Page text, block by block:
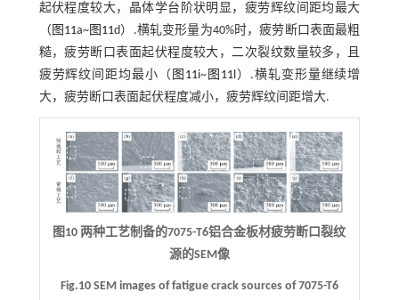
起伏程度较大，晶体学台阶状明显，疲劳辉纹间距均最大
（ 图11a~图11d）.横轧变形量为40%时，疲劳断口表面最粗
糙，疲劳断口表面起伏程度较大，二次裂纹数量较多，且
疲劳辉纹间距均最小（ 图11i~ 图11l）.横轧变形量继续增
大，疲劳断口表面起伏程度减小，疲劳辉纹间距增大.
图10 两种工艺制备的7075-T6铝合金板材疲劳断口裂纹
源的SEM像
Fig.10 SEM images of fatigue crack sources of 7075-T6